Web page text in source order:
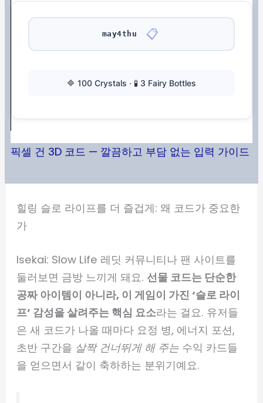
may4thu 📋
🔷 100 Crystals · 🧪 3 Fairy Bottles
픽셀 건 3D 코드 — 깔끔하고 부담 없는 입력 가이드
힐링 슬로 라이프를 더 즐겁게: 왜 코드가 중요한
가
Isekai: Slow Life 레딧 커뮤니티나 팬 사이트를
둘러보면 금방 느끼게 돼요. 선물 코드는 단순한
공짜 아이템이 아니라, 이 게임이 가진 ‘슬로 라이
프’ 감성을 살려주는 핵심 요소라는 걸요. 유저들
은 새 코드가 나올 때마다 요정 병, 에너지 포션,
초반 구간을 살짝 건너뛰게 해 주는 수익 카드들
을 얻으면서 같이 축하하는 분위기예요.